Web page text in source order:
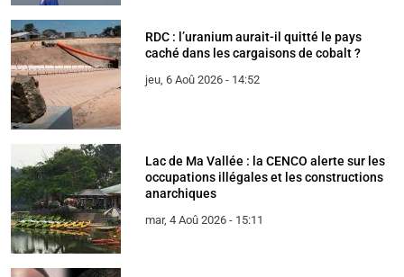
RDC : l’uranium aurait-il quitté le pays
caché dans les cargaisons de cobalt ?
jeu, 6 Aoû 2026 - 14:52
Lac de Ma Vallée : la CENCO alerte sur les
occupations illégales et les constructions
anarchiques
mar, 4 Aoû 2026 - 15:11